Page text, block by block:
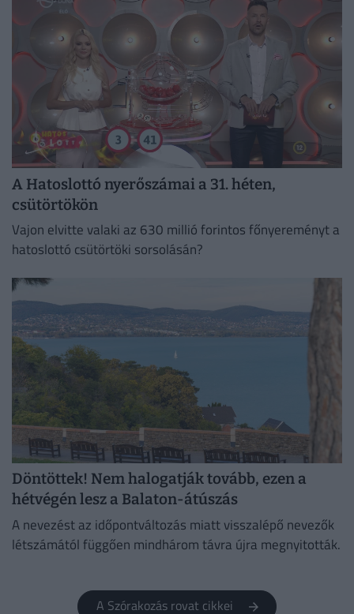
A Hatoslottó nyerőszámai a 31. héten,
csütörtökön
Vajon elvitte valaki az 630 millió forintos főnyereményt a
hatoslottó csütörtöki sorsolásán?
Döntöttek! Nem halogatják tovább, ezen a
hétvégén lesz a Balaton-átúszás
A nevezést az időpontváltozás miatt visszalépő nevezők
létszámától függően mindhárom távra újra megnyitották.
A Szórakozás rovat cikkei